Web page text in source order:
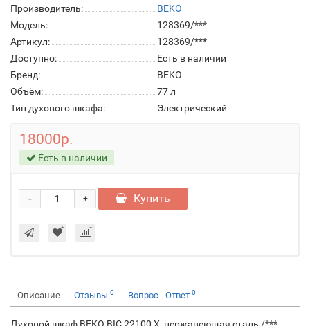
Производитель:
BEKO
Модель:
128369/***
Артикул:
128369/***
Доступно:
Есть в наличии
Бренд:
BEKO
Объём:
77 л
Тип духового шкафа:
Электрический
18000р.
Есть в наличии
+
- Купить
Описание Отзывы 0 Вопрос - Ответ 0